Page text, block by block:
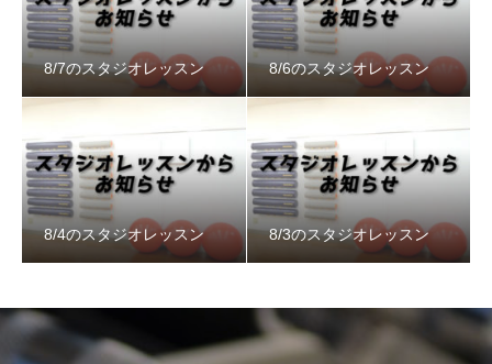
8/7のスタジオレッスン 8/6のスタジオレッスン
8/4のスタジオレッスン 8/3のスタジオレッスン